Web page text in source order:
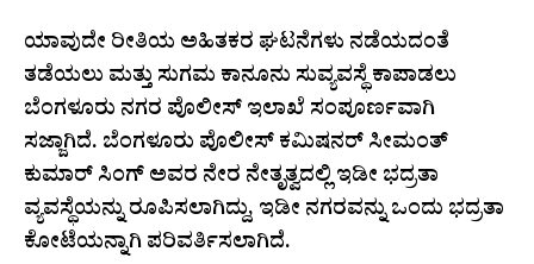
ಯಾವುದೇ ರೀತಿಯ ಅಹಿತಕರ ಘಟನೆಗಳು ನಡೆಯದಂತೆ
ತಡೆಯಲು ಮತ್ತು ಸುಗಮ ಕಾನೂನು ಸುವ್ಯವಸ್ಥೆ ಕಾಪಾಡಲು
ಬೆಂಗಳೂರು ನಗರ ಪೊಲೀಸ್ ಇಲಾಖೆ ಸಂಪೂರ್ಣವಾಗಿ
ಸಜ್ಜಾಗಿದೆ. ಬೆಂಗಳೂರು ಪೊಲೀಸ್ ಕಮಿಷನರ್ ಸೀಮಂತ್
ಕುಮಾರ್ ಸಿಂಗ್ ಅವರ ನೇರ ನೇತೃತ್ವದಲ್ಲಿ ಇಡೀ ಭದ್ರತಾ
ವ್ಯವಸ್ಥೆಯನ್ನು ರೂಪಿಸಲಾಗಿದ್ದು, ಇಡೀ ನಗರವನ್ನು ಒಂದು ಭದ್ರತಾ
ಕೋಟೆಯನ್ನಾಗಿ ಪರಿವರ್ತಿಸಲಾಗಿದೆ.